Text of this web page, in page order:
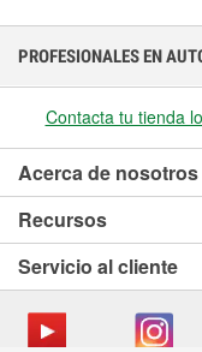
PROFESIONALES EN
Contacta tu tienda
Acerca de nosotros
Recursos
Servicio al cliente